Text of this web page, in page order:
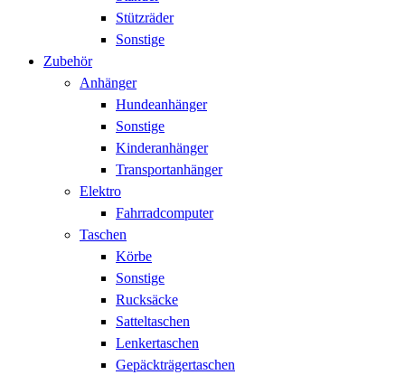
Stützräder
Sonstige
Zubehör
Anhänger
Hundeanhänger
Sonstige
Kinderanhänger
Transportanhänger
Elektro
Fahrradcomputer
Taschen
Körbe
Sonstige
Rucksäcke
Satteltaschen
Lenkertaschen
Gepäckträgertaschen